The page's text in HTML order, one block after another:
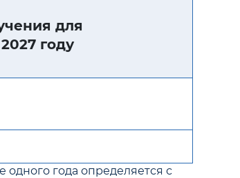
для
году
года определяется с